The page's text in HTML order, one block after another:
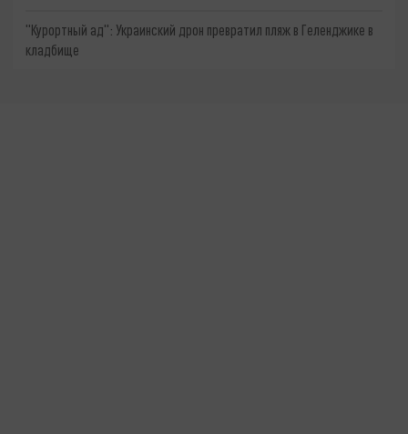
"Курортный ад": Украинский дрон превратил пляж в Геленджике в
кладбище